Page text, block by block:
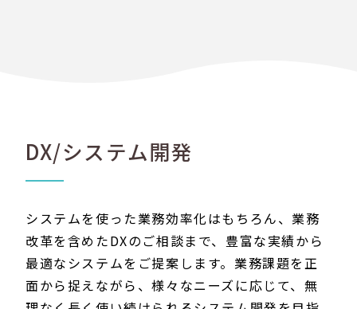
DX/システム開発
システムを使った業務効率化はもちろん、業務
改革を含めたDXのご相談まで、豊富な実績から
最適なシステムをご提案します。業務課題を正
面から捉えながら、様々なニーズに応じて、無